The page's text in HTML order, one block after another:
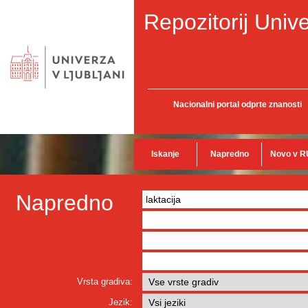
Repozitorij
Nacionalni portal odprte znanosti
Iskanje Napredno Novo v
Napredno
Vrsta gradiva:
Jezik: